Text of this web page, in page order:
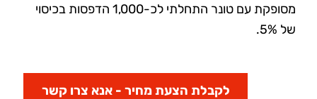
מסופקת עם טונר התחלתי לכ-1,000 הדפסות בכיסוי
של 5%.
לקבלת הצעת מחיר - אנא צרו קשר